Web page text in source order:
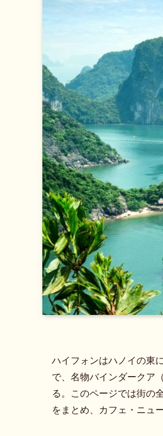
ハイフォンはハノイの東
で、名物バインダークア
る。このページでは街の
をまとめ、カフェ・ニュ